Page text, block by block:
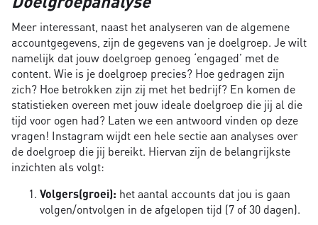
Meer interessant, naast het analyseren van de algemene
accountgegevens, zijn de gegevens van je doelgroep. Je wilt
namelijk dat jouw doelgroep genoeg ‘engaged’ met de
content. Wie is je doelgroep precies? Hoe gedragen zijn
zich? Hoe betrokken zijn zij met het bedrijf? En komen de
statistieken overeen met jouw ideale doelgroep die jij al die
tijd voor ogen had? Laten we een antwoord vinden op deze
vragen! Instagram wijdt een hele sectie aan analyses over
de doelgroep die jij bereikt. Hiervan zijn de belangrijkste
inzichten als volgt:
Volgers(groei): het aantal accounts dat jou is gaan
volgen/ontvolgen in de afgelopen tijd (7 of 30 dagen).